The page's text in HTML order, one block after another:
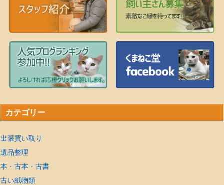
カテゴリー
出張買い取り
遺品整理
本・古本・古書
古い紙物類